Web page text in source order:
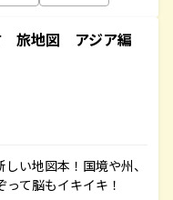
旅地図 アジア編
い地図本！国境や州、
て脳もイキイキ！